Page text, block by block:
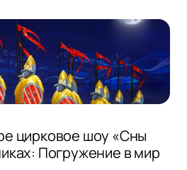
цирковое шоу «Сны
Погружение в мир